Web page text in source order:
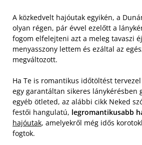
A közkedvelt hajóutak egyikén, a
olyan régen, pár évvel ezelőtt a
fogom elfelejteni azt a meleg tavaszi
menyasszony lettem és ezáltal az
megváltozott.
Ha Te is romantikus időtöltést
egy garantáltan sikeres lánykérésben
egyéb ötleted, az alábbi cikk Neked
festői hangulatú, legromantikusabb
hajóutak, amelyekről még idős
fogtok.